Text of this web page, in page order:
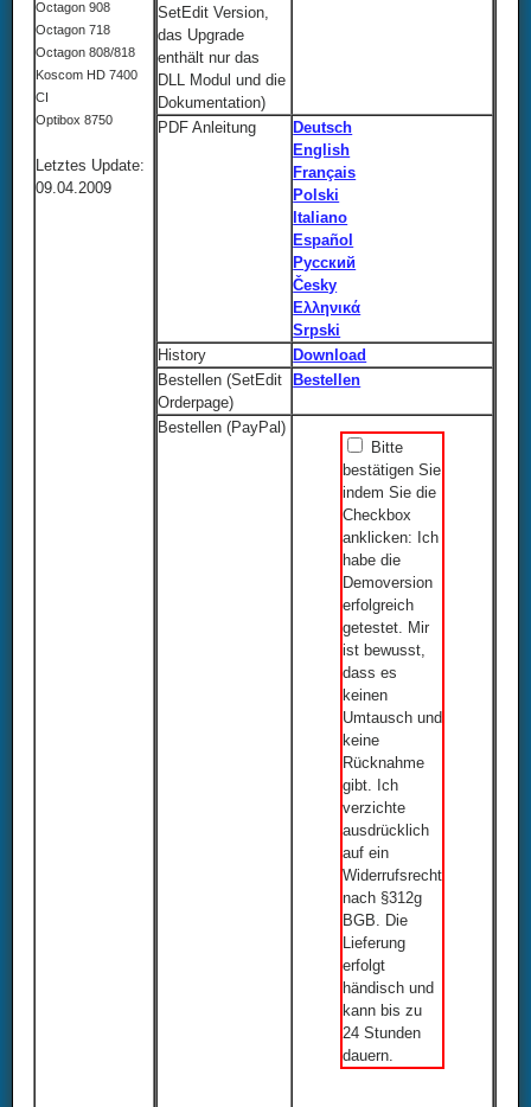
Octagon 908
Octagon 718
Octagon 808/818
Koscom HD 7400
CI
Optibox 8750
Letztes Update:
09.04.2009
SetEdit Version,
das Upgrade
enthält nur das
DLL Modul und die
Dokumentation)
PDF Anleitung
Deutsch
English
Français
Polski
Italiano
Español
Русский
Česky
Ελληνικά
Srpski
History
Download
Bestellen (SetEdit
Orderpage)
Bestellen
Bestellen (PayPal)
Bitte
bestätigen Sie
indem Sie die
Checkbox
anklicken: Ich
habe die
Demoversion
erfolgreich
getestet. Mir
ist bewusst,
dass es
keinen
Umtausch und
keine
Rücknahme
gibt. Ich
verzichte
ausdrücklich
auf ein
Widerrufsrecht
nach §312g
BGB. Die
Lieferung
erfolgt
händisch und
kann bis zu
24 Stunden
dauern.